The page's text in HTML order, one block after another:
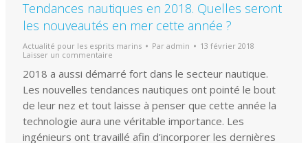
Tendances nautiques en 2018. Quelles seront
les nouveautés en mer cette année ?
Actualité pour les esprits marins Par admin
13 février 2018
Laisser un commentaire
2018 a aussi démarré fort dans le secteur nautique.
Les nouvelles tendances nautiques ont pointé le bout
de leur nez et tout laisse à penser que cette année la
technologie aura une véritable importance. Les
ingénieurs ont travaillé afin d’incorporer les dernières